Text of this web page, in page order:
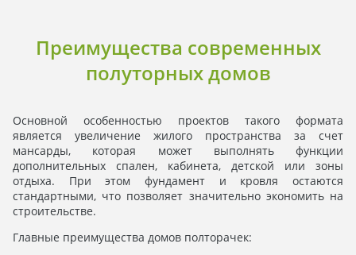
Преимущества современных
полуторных домов
Основной особенностью проектов такого формата
является увеличение жилого пространства за счет
мансарды, которая может выполнять функции
дополнительных спален, кабинета, детской или зоны
отдыха. При этом фундамент и кровля остаются
стандартными, что позволяет значительно экономить на
строительстве.
Главные преимущества домов полторачек: